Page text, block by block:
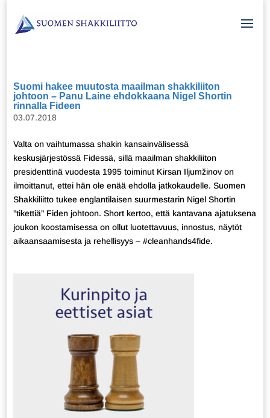
Suomi hakee muutosta maailman shakkiliiton
johtoon – Panu Laine ehdokkaana Nigel Shortin
rinnalla Fideen
03.07.2018
Valta on vaihtumassa shakin kansainvälisessä
keskusjärjestössä Fidessä, sillä maailman shakkiliiton
presidenttinä vuodesta 1995 toiminut Kirsan Iljumžinov on
ilmoittanut, ettei hän ole enää ehdolla jatkokaudelle. Suomen
Shakkiliitto tukee englantilaisen suurmestarin Nigel Shortin
”tikettiä” Fiden johtoon. Short kertoo, että kantavana ajatuksena
joukon koostamisessa on ollut luotettavuus, innostus, näytöt
aikaansaamisesta ja rehellisyys – #cleanhands4fide.